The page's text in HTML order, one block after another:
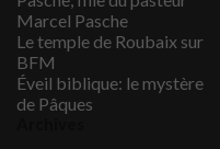
Marcel Pasche
Le temple de Roubaix sur
BFM
Éveil biblique: le mystère
de Pâques